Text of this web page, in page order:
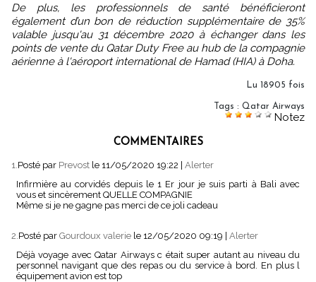
De plus, les professionnels de santé bénéficieront
également d’un bon de réduction supplémentaire de 35%
valable jusqu'au 31 décembre 2020 à échanger dans les
points de vente du Qatar Duty Free au hub de la compagnie
aérienne à l'aéroport international de Hamad (HIA) à Doha.
Lu 18905 fois
Tags : Qatar Airways
Notez
COMMENTAIRES
1. Posté par Prevost le 11/05/2020 19:22
Alerter
Infirmière au corvidés depuis le 1 Er jour je suis parti à Bali avec
vous et sincèrement QUELLE COMPAGNIE
Même si je ne gagne pas merci de ce joli cadeau
2.Posté par Gourdoux valerie le 12/05/2020 09:19
Alerter
Déjà voyage avec Qatar Airways c était super autant au niveau du
personnel navigant que des repas ou du service à bord. En plus l
équipement avion est top